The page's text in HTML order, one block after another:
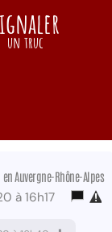
un truc
en Auvergne-Rhône-Alpes
à 16h17